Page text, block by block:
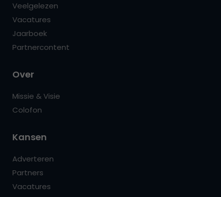
Veelgelezen
Vacatures
Jaarboek
Partnercontent
Over
Missie & Visie
Colofon
Kansen
Adverteren
Partners
Vacatures